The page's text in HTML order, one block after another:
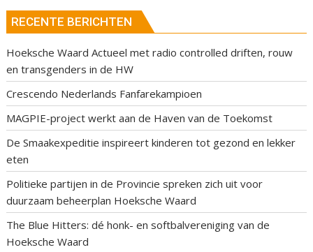
RECENTE BERICHTEN
Hoeksche Waard Actueel met radio controlled driften, rouw
en transgenders in de HW
Crescendo Nederlands Fanfarekampioen
MAGPIE-project werkt aan de Haven van de Toekomst
De Smaakexpeditie inspireert kinderen tot gezond en lekker
eten
Politieke partijen in de Provincie spreken zich uit voor
duurzaam beheerplan Hoeksche Waard
The Blue Hitters: dé honk- en softbalvereniging van de
Hoeksche Waard